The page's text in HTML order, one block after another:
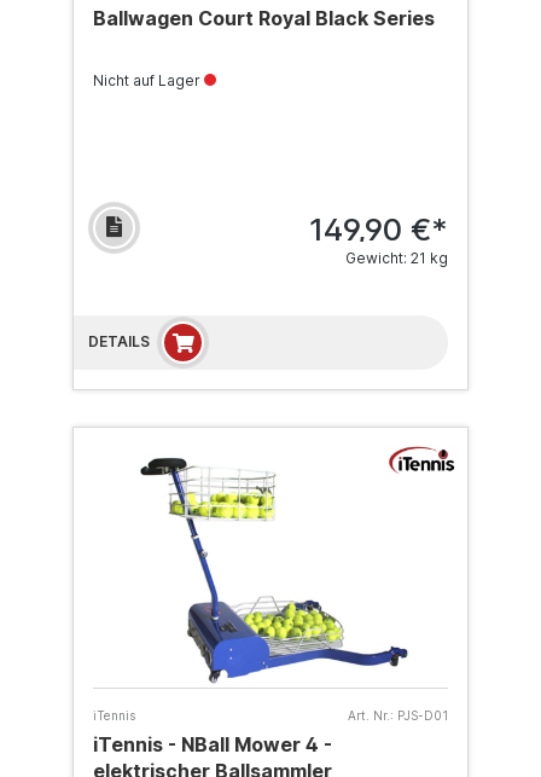
Ballwagen Court Royal Black Series
Nicht auf Lager
149,90 €*
Gewicht: 21 kg
DETAILS
iTennis Art. Nr.: PJS-D01
iTennis - NBall Mower 4 -
elektrischer Ballsammler